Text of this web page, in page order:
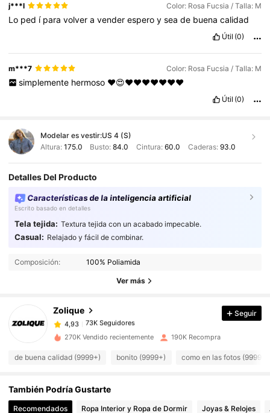
j***l Color: Rosa Fucsia / Talla: M
Lo ped í paravolveravenderesperoyseade buenacalidad
Útil (0)
m***7 Color: Rosa Fucsia / Talla: M
simplemente hermoso ❤️😍❤️❤️❤️❤️❤️❤️❤️
Útil (0)
Modelar es vestir:US 4 (S)
Altura: 175.0 Busto:84.0 Cintura: 60.0 Caderas: 93.0
Detalles Del Producto
Características de la inteligencia artificial
Escrito basado en detalles
Tela tejida: Textura tejida con un acabado impecable.
Casual: Relajado y fácil de combinar.
Composición: 100% Poliamida
Ver más
Zolique
4,93 73K Seguidores
73K Seguidores
4,93
73K Seguidores
5***4
pagóHace 1 día
4,93
4,93 73K Seguidores
Seguir
270K Vendido recientemente 190K Recompra
de buena calidad (9999+) bonito (9999+) como en las fotos (9999+)
También Podría Gustarte
Recomendados Ropa Interior y Ropa de Dormir Joyas & Relojes